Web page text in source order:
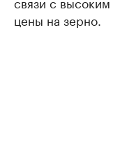
цены на зерно.